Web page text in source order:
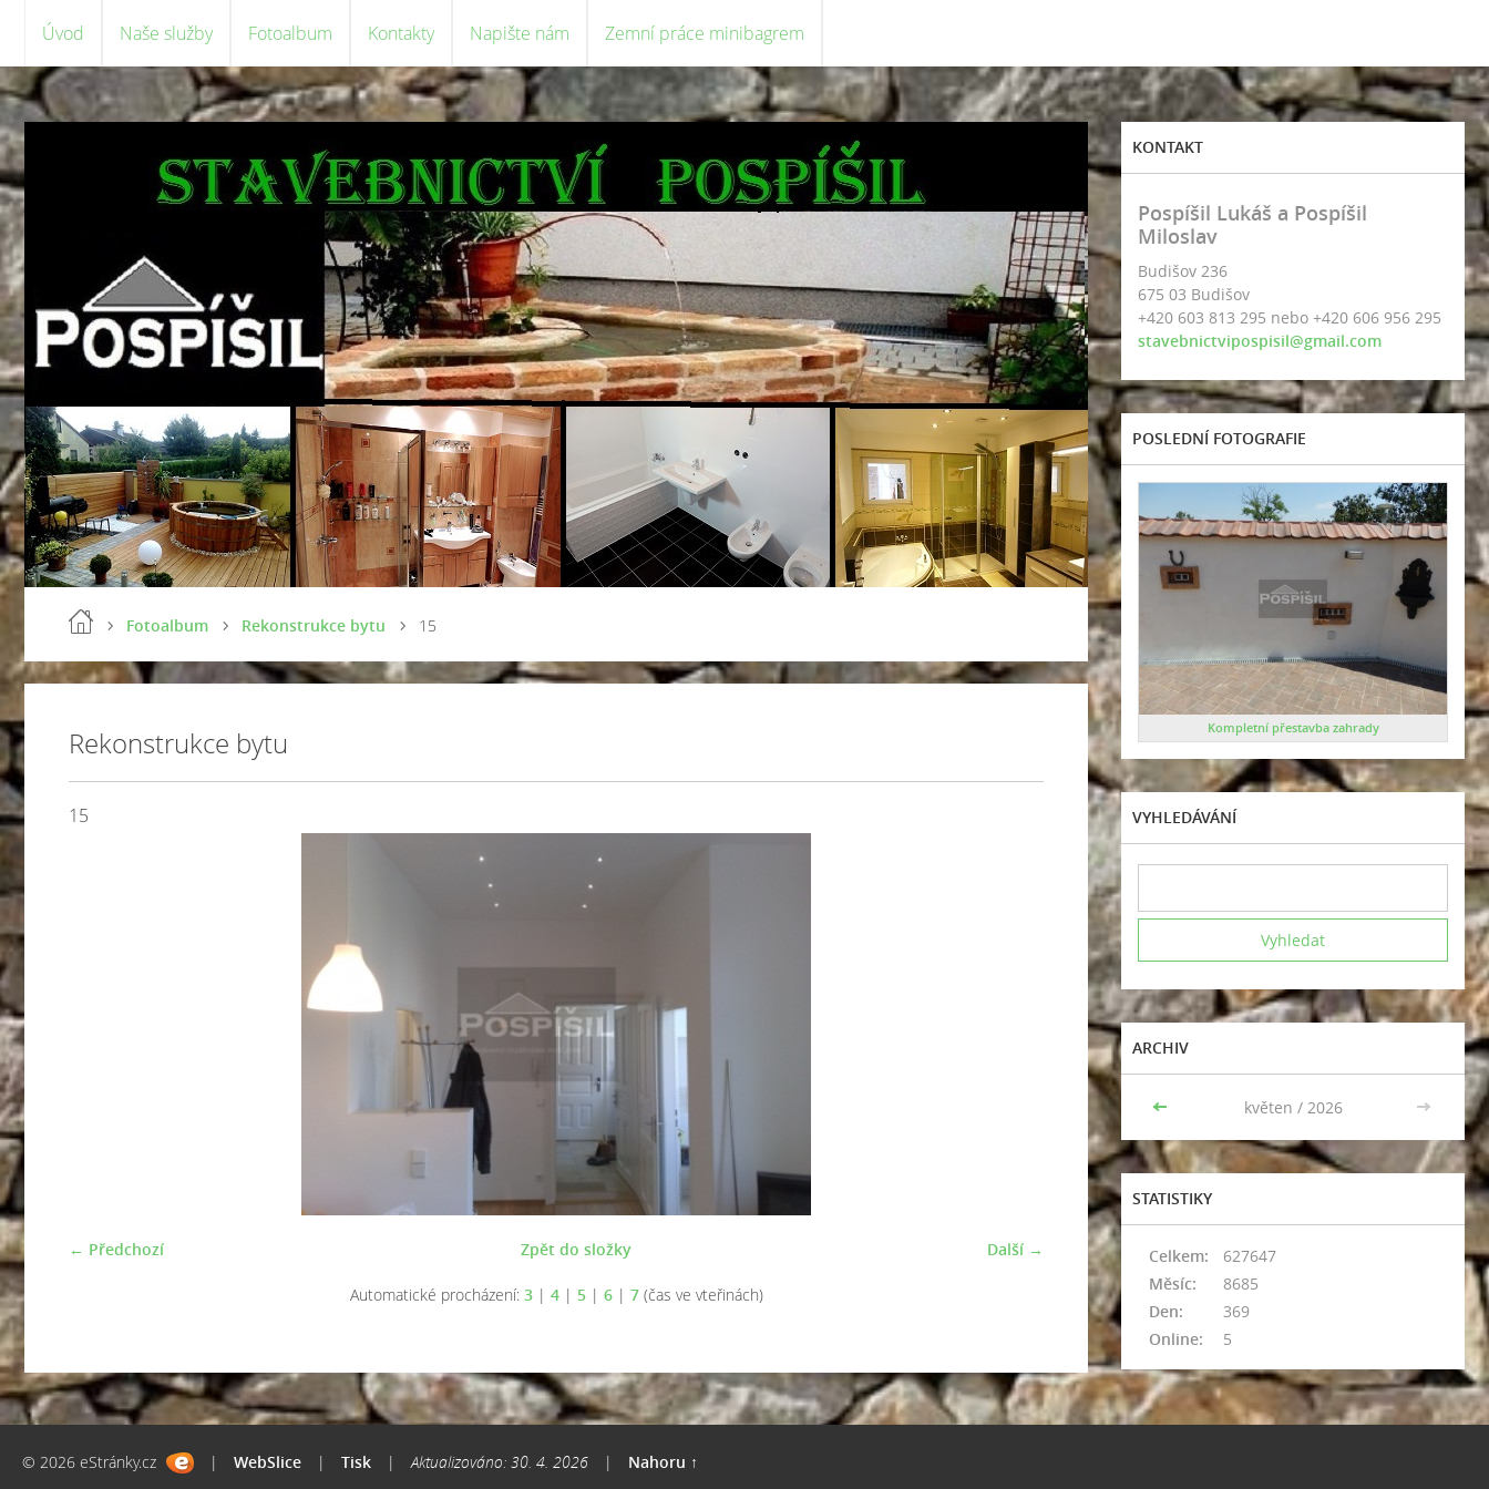
Úvod Naše služby Fotoalbum Kontakty Napište nám Zemní práce minibagrem
Fotoalbum Rekonstrukce bytu 15
Rekonstrukce bytu
15
← Předchozí Další →
Zpět do složky
Automatické procházení: 3| 4| 5| 6| 7(čas ve vteřinách)
KONTAKT
Pospíšil Lukáš a Pospíšil
Miloslav
Budišov 236
675 03 Budišov
+420 603 813 295 nebo +420 606 956 295
stavebnictvipospisil@gmail.com
POSLEDNÍ FOTOGRAFIE
Kompletní přestavba zahrady
VYHLEDÁVÁNÍ
ARCHIV
<< květen / 2026 >>
STATISTIKY
Online: 5
Celkem:
627647
Měsíc:
8685
Den:
369
© 2026 eStránky.cz | WebSlice | Tisk | Aktualizováno: 30. 4. 2026 | Nahoru ↑